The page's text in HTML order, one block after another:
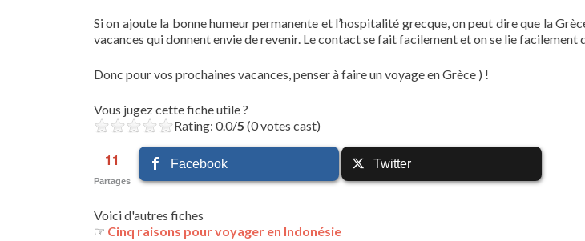
Si on ajoute la bonne humeur permanente et l’hospitalité grecque, on peut dire que la
vacances qui donnent envie de revenir. Le contact se fait facilement et on se lie facilement
Donc pour vos prochaines vacances, penser à faire un voyage en Grèce ) !
Vous jugez cette fiche utile ?
Rating: 0.0/5 (0 votes cast)
11
Partages
Facebook Twitter
Voici d'autres fiches
☞ Cinq raisons pour voyager en Indonésie